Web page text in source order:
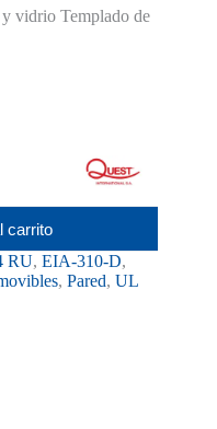
vidrio Templado de
carrito
RU, EIA-310-D,
, Pared, UL